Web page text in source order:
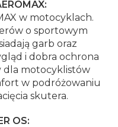
w motocyklach.
o sportowym
garb oraz
i dobra ochrona
dla motocyklistów
w podróżowaniu
skutera.
OS: